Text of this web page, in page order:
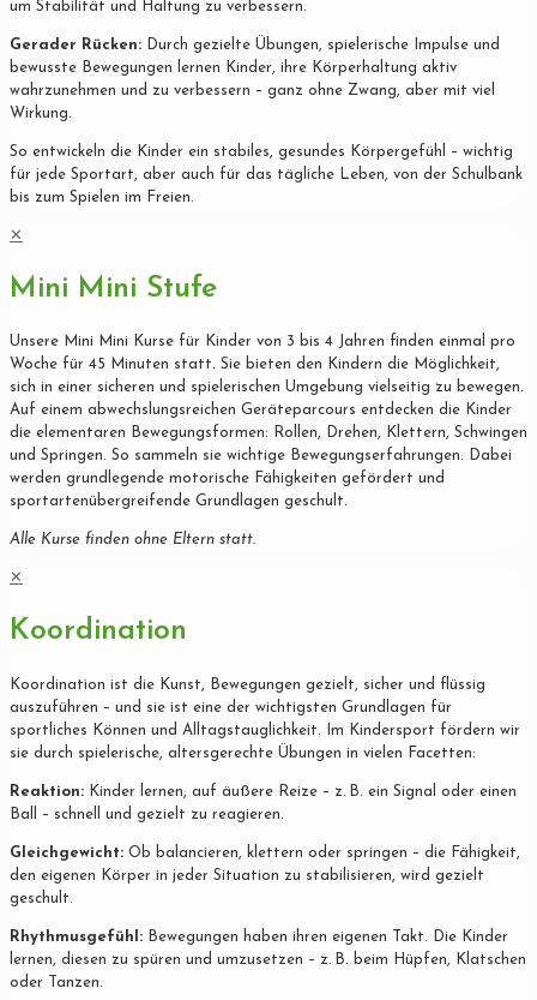
um Stabilität und Haltung zu verbessern.
Gerader Rücken: Durch gezielte Übungen, spielerische Impulse und
bewusste Bewegungen lernen Kinder, ihre Körperhaltung aktiv
wahrzunehmen und zu verbessern – ganz ohne Zwang, aber mit viel
Wirkung.
So entwickeln die Kinder ein stabiles, gesundes Körpergefühl – wichtig
für jede Sportart, aber auch für das tägliche Leben, von der Schulbank
bis zum Spielen im Freien.
✕
Mini Mini Stufe
Unsere Mini Mini Kurse für Kinder von 3 bis 4 Jahren finden einmal pro
Woche für 45 Minuten statt. Sie bieten den Kindern die Möglichkeit,
sich in einer sicheren und spielerischen Umgebung vielseitig zu bewegen.
Auf einem abwechslungsreichen Geräteparcours entdecken die Kinder
die elementaren Bewegungsformen: Rollen, Drehen, Klettern, Schwingen
und Springen. So sammeln sie wichtige Bewegungserfahrungen. Dabei
werden grundlegende motorische Fähigkeiten gefördert und
sportartenübergreifende Grundlagen geschult.
Alle Kurse finden ohne Eltern statt.
✕
Koordination
Koordination ist die Kunst, Bewegungen gezielt, sicher und flüssig
auszuführen – und sie ist eine der wichtigsten Grundlagen für
sportliches Können und Alltagstauglichkeit. Im Kindersport fördern wir
sie durch spielerische, altersgerechte Übungen in vielen Facetten:
Reaktion: Kinder lernen, auf äußere Reize – z. B. ein Signal oder einen
Ball – schnell und gezielt zu reagieren.
Gleichgewicht: Ob balancieren, klettern oder springen – die Fähigkeit,
den eigenen Körper in jeder Situation zu stabilisieren, wird gezielt
geschult.
Rhythmusgefühl: Bewegungen haben ihren eigenen Takt. Die Kinder
lernen, diesen zu spüren und umzusetzen – z. B. beim Hüpfen, Klatschen
oder Tanzen.